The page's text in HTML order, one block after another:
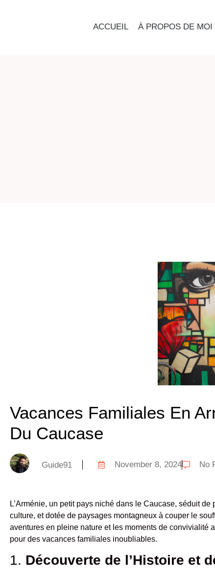
ACCUEIL À PROPOS DE MOI
Vacances Familiales En
Du Caucase
Guide91 November 8, 2024 No
L’Arménie, un petit pays niché dans le Caucase, séduit
culture, et dotée de paysages montagneux à couper le
aventures en pleine nature et les moments de convivialité
pour des vacances familiales inoubliables.
1. Découverte de l’Histoire et